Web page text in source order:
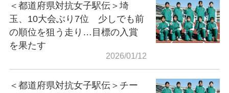
＜都道府県対抗女子駅伝＞埼
玉、10大会ぶり7位 少しでも前
の順位を狙う走り…目標の入賞
を果たす
2026/01/12
＜都道府県対抗女子駅伝＞チー